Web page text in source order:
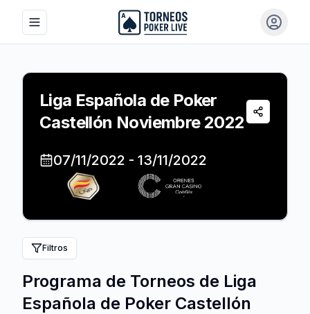
Toggle navigation menu Iniciar
Liga Española de Poker
Castellón Noviembre 2022
Compartir
07/11/2022 - 13/11/2022
Filtros
Programa de Torneos de Liga
Española de Poker Castellón